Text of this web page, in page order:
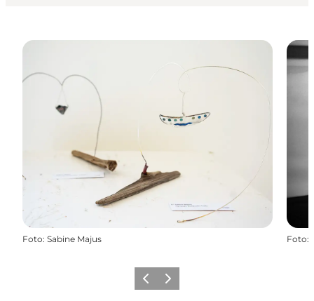
Foto: Sabine Majus Foto:
ForrigeNæste